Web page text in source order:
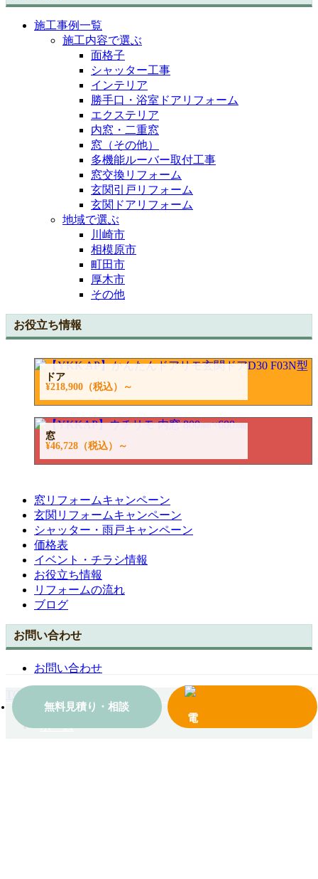
無料見積り・相談
施工事例一覧
施工内容で選ぶ
面格子
シャッター工事
インテリア
勝手口・浴室ドアリフォーム
エクステリア
内窓・二重窓
窓（その他）
多機能ルーバー取付工事
窓交換リフォーム
玄関引戸リフォーム
玄関ドアリフォーム
地域で選ぶ
川崎市
相模原市
町田市
厚木市
その他
お役立ち情報
ドア
¥218,900（税込）～
窓
¥46,728（税込）～
窓リフォームキャンペーン
玄関リフォームキャンペーン
シャッター・雨戸キャンペーン
価格表
イベント・チラシ情報
お役立ち情報
リフォームの流れ
ブログ
お問い合わせ
お問い合わせ
TOPへ戻る
ホーム